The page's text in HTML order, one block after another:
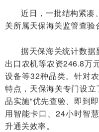
近日，一批结构紧凑
关所属天保海关监管查验
据天保海关统计数
出口农机等农资246.8万
设备等32种品类。针对
特点，天保海关专门设立
品实施“优先查验、即到
用智能卡口、24小时智
升通关效率。